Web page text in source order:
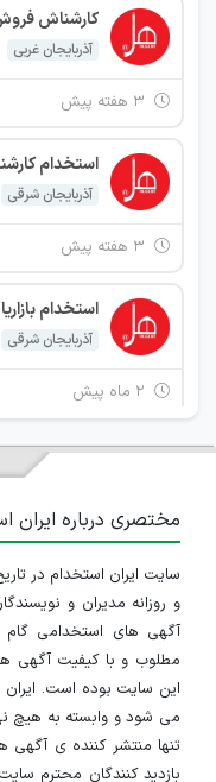
کارشناش
آذربایجان غربی
استخدام
آذربایجان شرقی
استخدام
آذربایجان شرقی
استخدام
۲ ماه پیش
استخدام
چند استان
۷ ماه پیش
استخدام
چند استان
مختصری درباره ایران
و روزانه مدیران و
آگهی های استخدامی گام
مطلوب و با کیفیت آگهی
این سایت بوده است.
می شود و وابسته به هیچ
تنها منتشر کننده ی آگهی
بازدید کنندگان محترم